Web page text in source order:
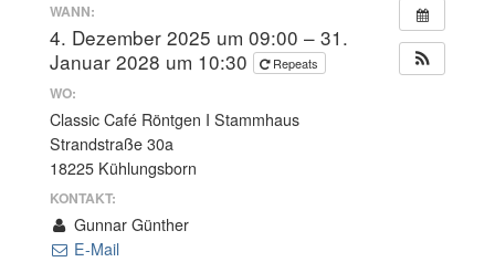
WANN:
4. Dezember 2025 um 09:00 – 31.
Januar 2028 um 10:30
Repeats
WO:
Classic Café Röntgen I Stammhaus
Strandstraße 30a
18225 Kühlungsborn
KONTAKT:
Gunnar Günther
E-Mail